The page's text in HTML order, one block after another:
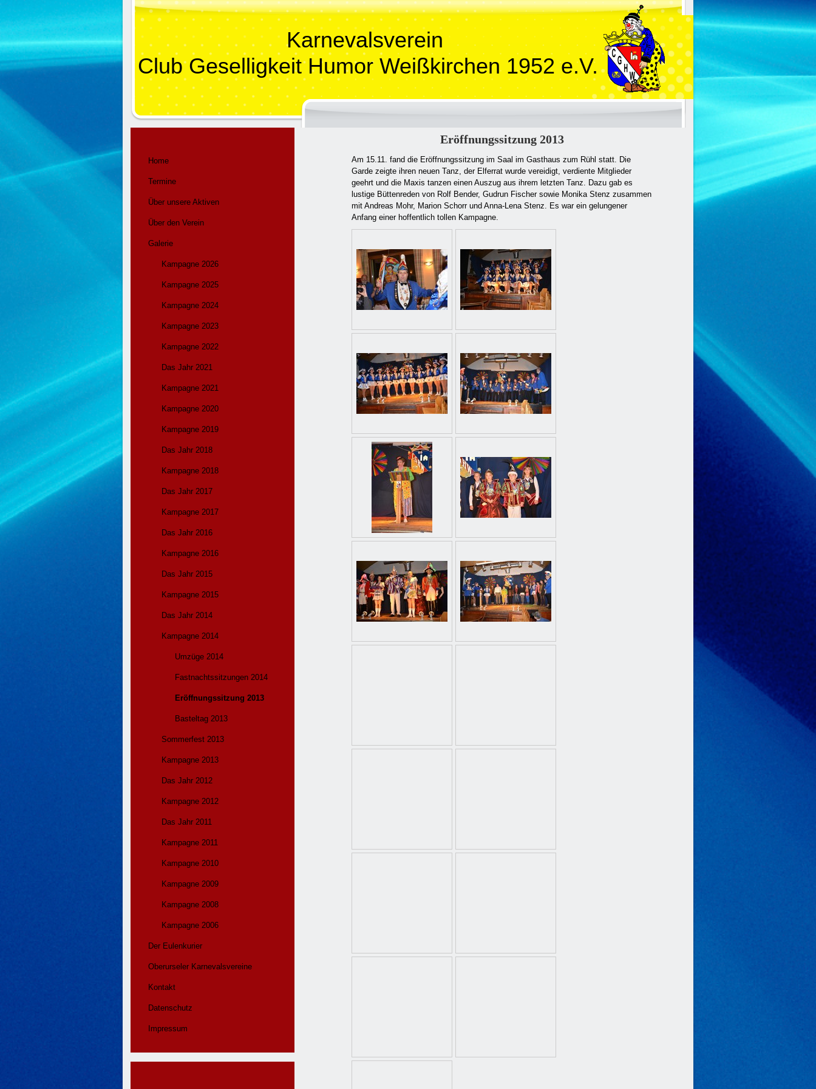
Karnevalsverein
Club Geselligkeit Humor Weißkirchen 1952 e.V.
Eröffnungssitzung 2013
Am 15.11. fand die Eröffnungssitzung im Saal im Gasthaus zum Rühl statt. Die
Garde zeigte ihren neuen Tanz, der Elferrat wurde vereidigt, verdiente Mitglieder
geehrt und die Maxis tanzen einen Auszug aus ihrem letzten Tanz. Dazu gab es
lustige Büttenreden von Rolf Bender, Gudrun Fischer sowie Monika Stenz zusammen
mit Andreas Mohr, Marion Schorr und Anna-Lena Stenz. Es war ein gelungener
Anfang einer hoffentlich tollen Kampagne.
Home
Termine
Über unsere Aktiven
Über den Verein
Galerie
Kampagne 2026
Kampagne 2025
Kampagne 2024
Kampagne 2023
Kampagne 2022
Das Jahr 2021
Kampagne 2021
Kampagne 2020
Kampagne 2019
Das Jahr 2018
Kampagne 2018
Das Jahr 2017
Kampagne 2017
Das Jahr 2016
Kampagne 2016
Das Jahr 2015
Kampagne 2015
Das Jahr 2014
Kampagne 2014
Umzüge 2014
Fastnachtssitzungen 2014
Eröffnungssitzung 2013
Basteltag 2013
Sommerfest 2013
Kampagne 2013
Das Jahr 2012
Kampagne 2012
Das Jahr 2011
Kampagne 2011
Kampagne 2010
Kampagne 2009
Kampagne 2008
Kampagne 2006
Der Eulenkurier
Oberurseler Karnevalsvereine
Kontakt
Datenschutz
Impressum